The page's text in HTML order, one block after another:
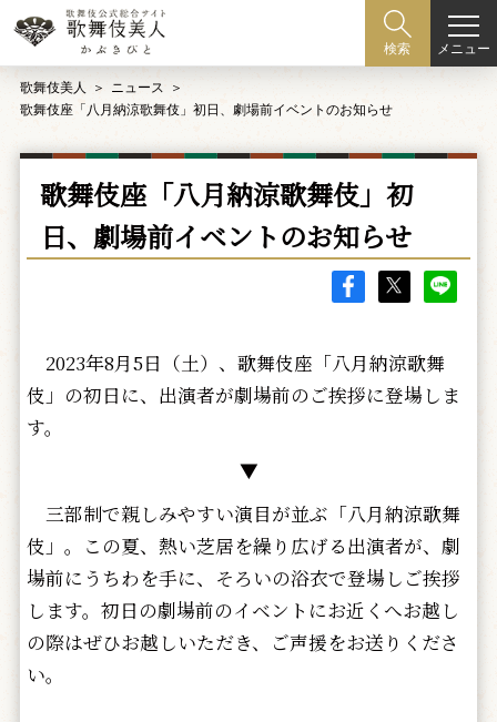
検索 メニュー
歌舞伎美人
ニュース
歌舞伎座「八月納涼歌舞伎」初日、劇場前イベントのお知らせ
歌舞伎座「八月納涼歌舞伎」初
日、劇場前イベントのお知らせ
2023年8月5日（土）、歌舞伎座「八月納涼歌舞
伎」の初日に、出演者が劇場前のご挨拶に登場しま
す。
▼
三部制で親しみやすい演目が並ぶ「八月納涼歌舞
伎」。この夏、熱い芝居を繰り広げる出演者が、劇
場前にうちわを手に、そろいの浴衣で登場しご挨拶
します。初日の劇場前のイベントにお近くへお越し
の際はぜひお越しいただき、ご声援をお送りくださ
い。